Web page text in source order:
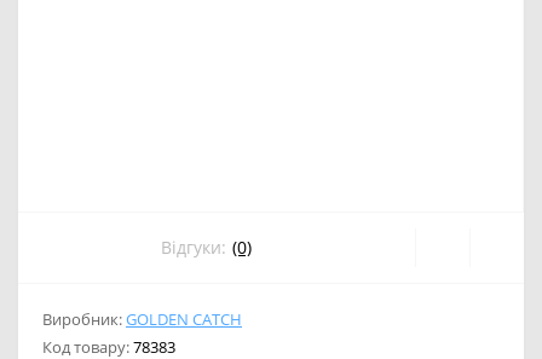
Відгуки: (0)
Виробник:GOLDEN CATCH
Код товару:78383